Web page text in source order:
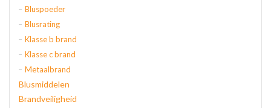
Bluspoeder
Blusrating
Klasse b brand
Klasse c brand
Metaalbrand
Blusmiddelen
Brandveiligheid